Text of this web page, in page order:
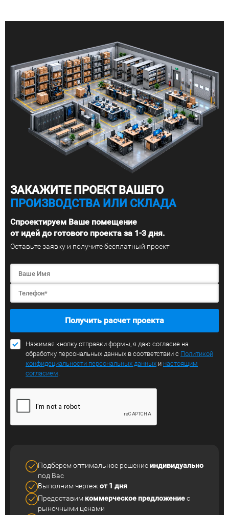
ЗАКАЖИТЕ ПРОЕКТ ВАШЕГО
ПРОИЗВОДСТВА ИЛИ СКЛАДА
Спроектируем Ваше помещение
от идей до готового проекта за 1-3 дня.
Оставьте заявку и получите бесплатный проект
Получить расчет проекта
Нажимая кнопку отправки формы, я даю согласие на
обработку персональных данных в соответствии с Политикой
конфидециальности персональных данных и настоящим
согласием.
Подберем оптимальное решение индивидуально
под Вас
Выполним чертежот 1 дня
Предоставим коммерческое предложениес
рыночными ценами